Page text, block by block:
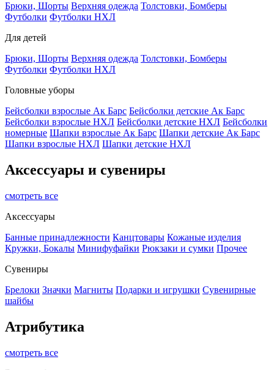
Брюки, Шорты Верхняя одежда Толстовки, Бомберы
Футболки Футболки НХЛ
Для детей
Брюки, Шорты Верхняя одежда Толстовки, Бомберы
Футболки Футболки НХЛ
Головные уборы
Бейсболки взрослые Ак Барс Бейсболки детские Ак Барс
Бейсболки взрослые НХЛ Бейсболки детские НХЛ Бейсболки
номерные Шапки взрослые Ак Барс Шапки детские Ак Барс
Шапки взрослые НХЛ Шапки детские НХЛ
Аксессуары и сувениры
смотреть все
Аксессуары
Банные принадлежности Канцтовары Кожаные изделия
Кружки, Бокалы Минифуфайки Рюкзаки и сумки Прочее
Сувениры
Брелоки Значки Магниты Подарки и игрушки Сувенирные
шайбы
Атрибутика
смотреть все